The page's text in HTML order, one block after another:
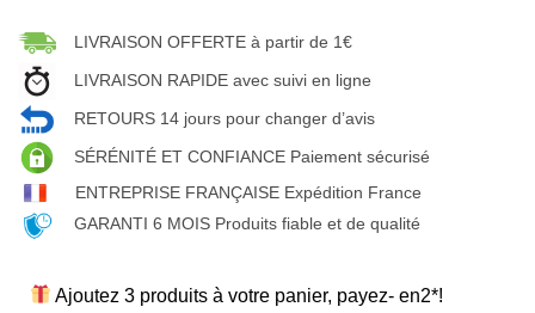
LIVRAISON OFFERTE à partir de 1€
LIVRAISON RAPIDE avec suivi en ligne
RETOURS 14 jours pour changer d’avis
SÉRÉNITÉ ET CONFIANCE Paiement sécurisé
ENTREPRISE FRANÇAISE Expédition France
GARANTI 6 MOIS Produits fiable et de qualité
Ajoutez 3 produits à votre panier, payez- en2*!